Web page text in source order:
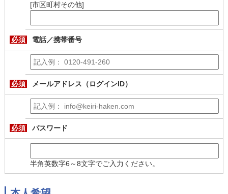
[市区町村その他]
必須 電話／携帯番号
必須 メールアドレス（ログインID）
必須 パスワード
半角英数字6～8文字でご入力ください。